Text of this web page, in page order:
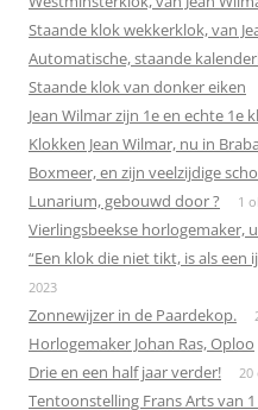
Staande klok wekkerklok, van
Automatische, staande
Staande klok van donker eiken
Jean Wilmar zijn 1e en echte 1e
Klokken Jean Wilmar, nu in
Boxmeer, en zijn veelzijdige
Lunarium, gebouwd door ? 1
Vierlingsbeekse horlogemaker,
“Een klok die niet tikt, is als een
2023
Zonnewijzer in de Paardekop.
Horlogemaker Johan Ras, Oploo
Drie en een half jaar verder!
Tentoonstelling Frans Arts van